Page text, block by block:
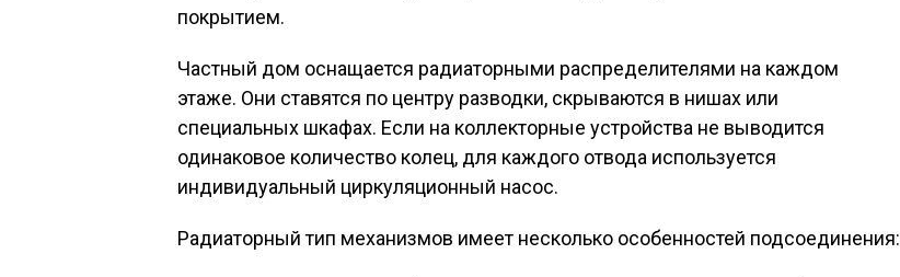
покрытием.
Частный дом оснащается радиаторными распределителями на каждом
этаже. Они ставятся по центру разводки, скрываются в нишах или
специальных шкафах. Если на коллекторные устройства не выводится
одинаковое количество колец, для каждого отвода используется
индивидуальный циркуляционный насос.
Радиаторный тип механизмов имеет несколько особенностей подсоединения: